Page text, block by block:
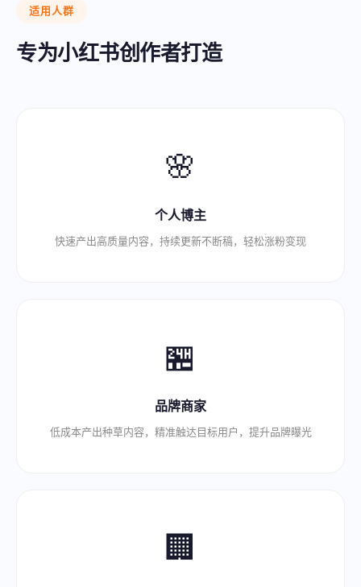
适用人群
专为小红书创作者打造
🌸
个人博主
快速产出高质量内容，持续更新不断稿，轻松涨粉变现
🏪
品牌商家
低成本产出种草内容，精准触达目标用户，提升品牌曝光
🏢